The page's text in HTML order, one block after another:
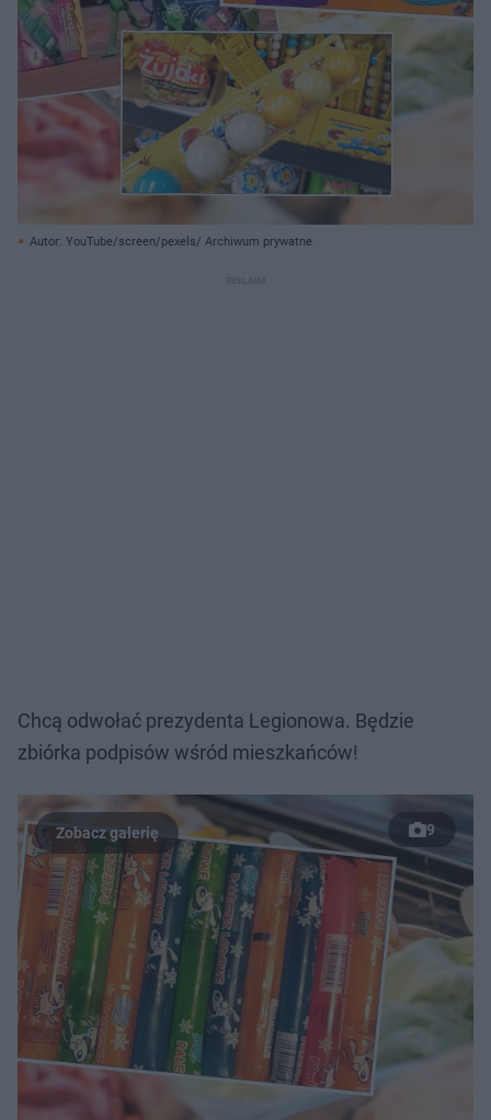
Autor: YouTube/screen/pexels/ Archiwum prywatne
Chcą odwołać prezydenta Legionowa. Będzie
zbiórka podpisów wśród mieszkańców!
9